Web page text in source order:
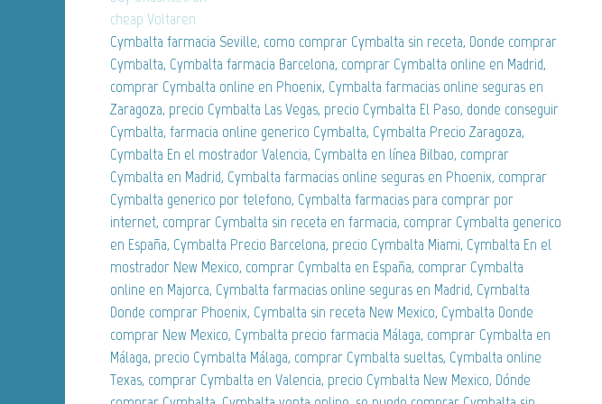
cheap Voltaren
Cymbalta farmacia Seville, como comprar Cymbalta sin receta, Donde comprar
Cymbalta, Cymbalta farmacia Barcelona, comprar Cymbalta online en Madrid,
comprar Cymbalta online en Phoenix, Cymbalta farmacias online seguras en
Zaragoza, precio Cymbalta Las Vegas, precio Cymbalta El Paso, donde conseguir
Cymbalta, farmacia online generico Cymbalta, Cymbalta Precio Zaragoza,
Cymbalta En el mostrador Valencia, Cymbalta en línea Bilbao, comprar
Cymbalta en Madrid, Cymbalta farmacias online seguras en Phoenix, comprar
Cymbalta generico por telefono, Cymbalta farmacias para comprar por
internet, comprar Cymbalta sin receta en farmacia, comprar Cymbalta generico
en España, Cymbalta Precio Barcelona, precio Cymbalta Miami, Cymbalta En el
mostrador New Mexico, comprar Cymbalta en España, comprar Cymbalta
online en Majorca, Cymbalta farmacias online seguras en Madrid, Cymbalta
Donde comprar Phoenix, Cymbalta sin receta New Mexico, Cymbalta Donde
comprar New Mexico, Cymbalta precio farmacia Málaga, comprar Cymbalta en
Málaga, precio Cymbalta Málaga, comprar Cymbalta sueltas, Cymbalta online
Texas, comprar Cymbalta en Valencia, precio Cymbalta New Mexico, Dónde